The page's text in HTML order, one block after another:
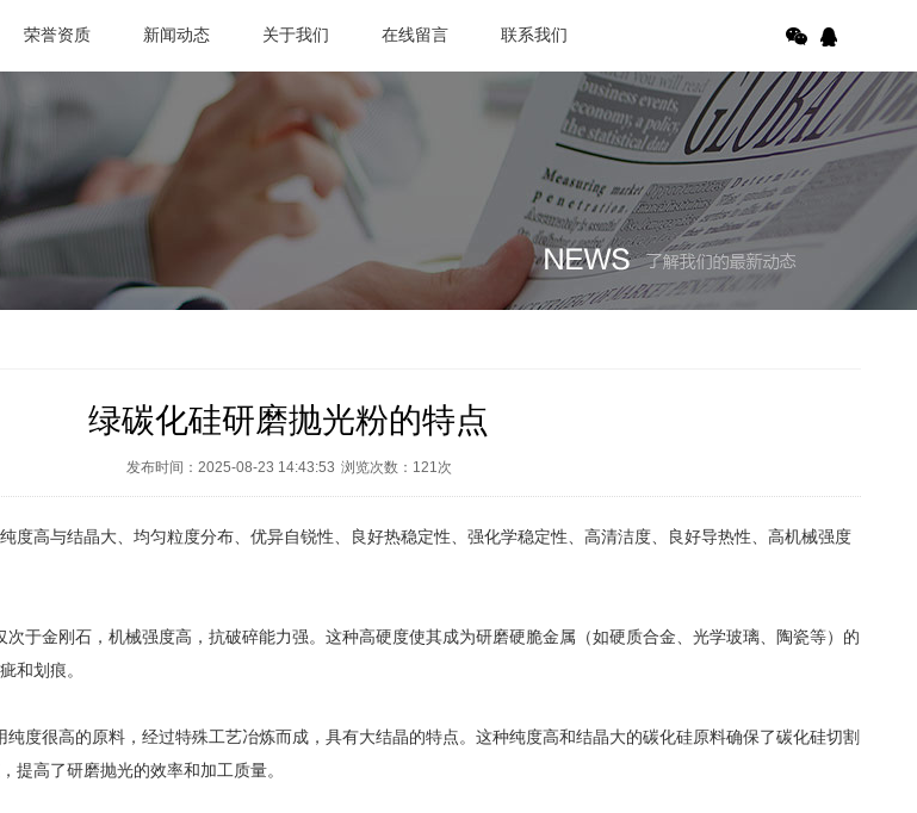
荣誉资质 新闻动态 关于我们 在线留言 联系我们
绿碳化硅研磨抛光粉的特点
发布时间：2025-08-23 14:43:53 浏览次数： 121次
度高与结晶大、均匀粒度分布、优异自锐性、良好热稳定性、强化学稳定性、高清洁度、良好导热性、高机械强度
金刚石，机械强度高，抗破碎能力强。这种高硬度使其成为研磨硬脆金属（如硬质合金、光学玻璃、陶瓷等）的
和划痕。
很高的原料，经过特殊工艺冶炼而成，具有大结晶的特点。这种纯度高和结晶大的碳化硅原料确保了碳化硅切割
提高了研磨抛光的效率和加工质量。